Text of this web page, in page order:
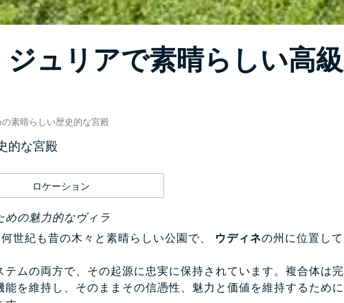
ュリアで素晴らしい高級
素晴らしい歴史的な宮殿
的な宮殿
ロケーション
めの魅力的なヴィラ
世紀も昔の木々と素晴らしい公園で、 ウディネの州に位置して
テムの両方で、その起源に忠実に保持されています。複合体は完
を維持し、そのままその信憑性、魅力と価値を維持するために